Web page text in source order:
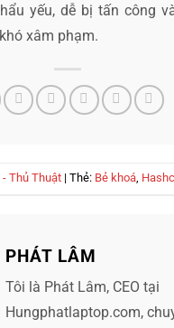
yếu, dễ bị tấn công
xâm phạm.
Thủ Thuật | Thẻ: Bẻ khoá,
PHÁT LÂM
Tôi là Phát Lâm, CEO tại
Hungphatlaptop.com,